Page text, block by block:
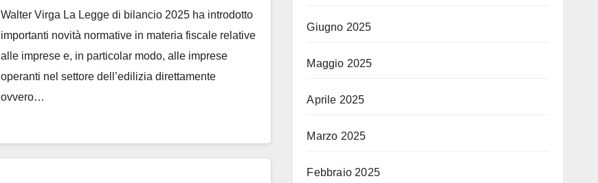
Walter Virga La Legge di bilancio 2025 ha introdotto
importanti novità normative in materia fiscale relative
alle imprese e, in particolar modo, alle imprese
operanti nel settore dell’edilizia direttamente
ovvero…
Giugno 2025
Maggio 2025
Aprile 2025
Marzo 2025
Febbraio 2025